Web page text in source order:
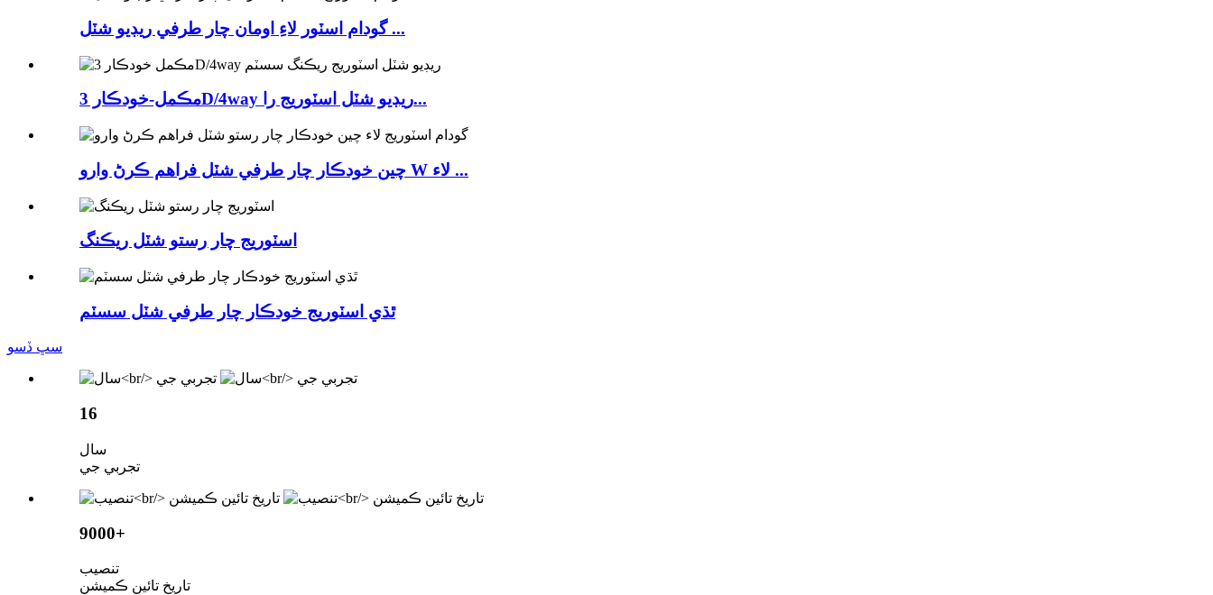
گودام اسٽور لاءِ اومان چار طرفي ريڊيو شٽل ...
مڪمل-خودڪار 3D/4way ريڊيو شٽل اسٽوريج را...
چين خودڪار چار طرفي شٽل فراهم ڪرڻ وارو W لاء ...
اسٽوريج چار رستو شٽل ريڪنگ
ٿڌي اسٽوريج خودڪار چار طرفي شٽل سسٽم
سڀ ڏسو
16
سال
تجربي جي
9000+
تنصيب
تاريخ تائين ڪميشن